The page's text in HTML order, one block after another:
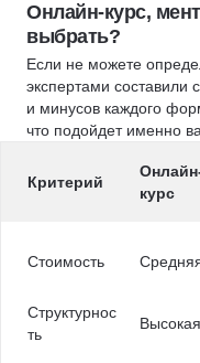
Онлайн-курс,
выбрать?
Если не можете
экспертами составили
и минусов каждого
что подойдет именно
Критерий
курс
Стоимость
Структурнос
ть
Высокая